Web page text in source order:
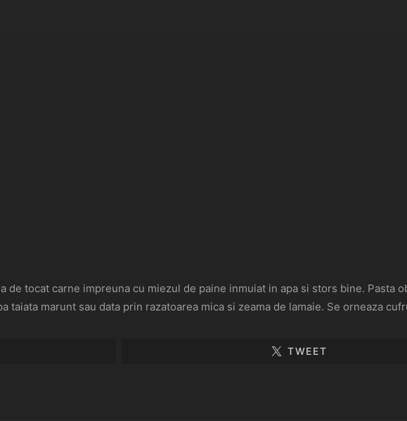
de tocat carne impreuna cu miezul de paine inmuiat in apa si stors bine. Pasta
taiata marunt sau data prin razatoarea mica si zeama de lamaie. Se orneaza
TWEET